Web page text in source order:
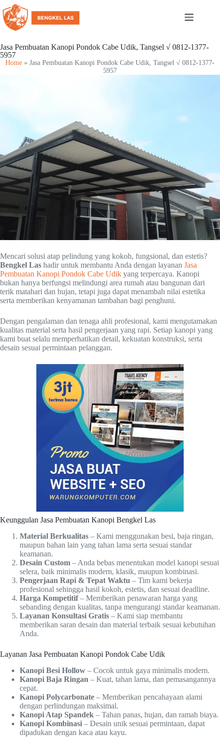
Jasa Pembuatan Kanopi Pondok Cabe Udik, Tangsel √ 0812-1377-
5957
Home » Jasa Pembuatan Kanopi Pondok Cabe Udik, Tangsel √ 0812-1377-
5957
Mencari solusi atap pelindung yang kokoh, fungsional, dan estetis?
Bengkel Las hadir untuk membantu Anda dengan layanan Jasa
Pembuatan Kanopi Pondok Cabe Udik yang terpercaya. Kanopi
bukan hanya berfungsi melindungi area rumah atau bangunan dari
terik matahari dan hujan, tetapi juga dapat menambah nilai estetika
serta memberikan kenyamanan tambahan bagi penghuni.
Dengan pengalaman dan tenaga ahli profesional, kami mengutamakan
kualitas material serta hasil pengerjaan yang rapi. Setiap kanopi yang
kami buat selalu memperhatikan detail, kekuatan konstruksi, serta
desain sesuai permintaan pelanggan.
Keunggulan Jasa Pembuatan Kanopi Bengkel Las
Material Berkualitas – Kami menggunakan besi, baja ringan,
maupun bahan lain yang tahan lama serta sesuai standar
keamanan.
Desain Custom – Anda bebas menentukan model kanopi sesuai
selera, baik minimalis modern, klasik, maupun kombinasi.
Pengerjaan Rapi & Tepat Waktu – Tim kami bekerja
profesional sehingga hasil kokoh, estetis, dan sesuai deadline.
Harga Kompetitif– Memberikan penawaran harga yang
sebanding dengan kualitas, tanpa mengurangi standar keamanan.
Layanan Konsultasi Gratis – Kami siap membantu
memberikan saran desain dan material terbaik sesuai kebutuhan
Anda.
Layanan Jasa Pembuatan Kanopi Pondok Cabe Udik
Kanopi Besi Hollow – Cocok untuk gaya minimalis modern.
Kanopi Baja Ringan – Kuat, tahan lama, dan pemasangannya
cepat.
Kanopi Polycarbonate – Memberikan pencahayaan alami
dengan perlindungan maksimal.
Kanopi Atap Spandek – Tahan panas, hujan, dan ramah biaya.
Kanopi Kombinasi – Desain unik sesuai permintaan, dapat
dipadukan dengan kaca atau kayu.